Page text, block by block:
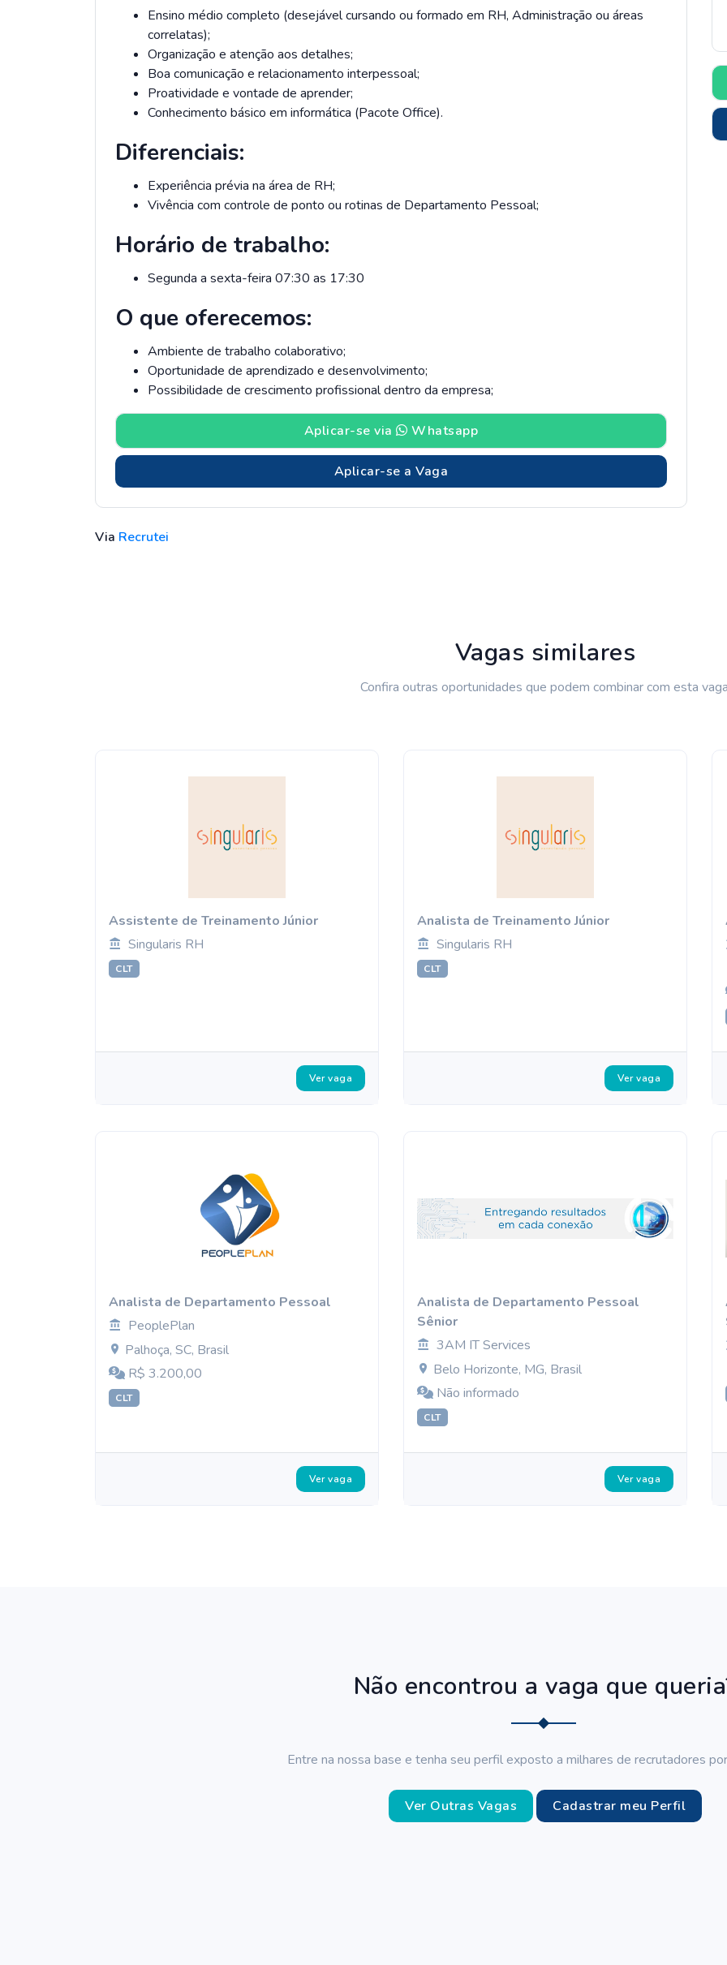
Ensino médio completo (desejável cursando ou formado em RH, Administração ou áreas
correlatas);
Organização e atenção aos detalhes;
Boa comunicação e relacionamento interpessoal;
Proatividade e vontade de aprender;
Conhecimento básico em informática (Pacote Office).
Diferenciais:
Experiência prévia na área de RH;
Vivência com controle de ponto ou rotinas de Departamento Pessoal;
Horário de trabalho:
Segunda a sexta-feira 07:30 as 17:30
O que oferecemos:
Ambiente de trabalho colaborativo;
Oportunidade de aprendizado e desenvolvimento;
Possibilidade de crescimento profissional dentro da empresa;
Aplicar-se via Whatsapp
Aplicar-se a Vaga
Via Recrutei
Vagas similares
Confira outras oportunidades que podem combinar com esta
Assistente de Treinamento Júnior
Singularis RH
CLT
Ver vaga
Analista de Treinamento Júnior
Singularis RH
CLT
Ver vaga
Analista de Departamento Pessoal
PeoplePlan
Palhoça, SC, Brasil
R$ 3.200,00
CLT
Ver vaga
Analista de Departamento Pessoal
Sênior
3AM IT Services
Belo Horizonte, MG, Brasil
Não informado
CLT
Ver vaga
Não encontrou a vaga que
Entre na nossa base e tenha seu perfil exposto a milhares de recrutadores
Ver Outras Vagas Cadastrar meu Perfil